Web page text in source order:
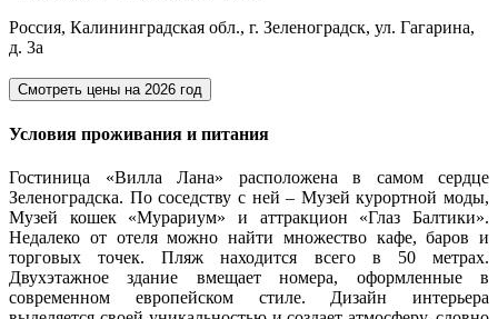
Россия, Калининградская обл., г. Зеленоградск, ул. Гагарина,
д. 3а
Смотреть цены на 2026 год
Условия проживания и питания
Гостиница «Вилла Лана» расположена в самом сердце
Зеленоградска. По соседству с ней – Музей курортной моды,
Музей кошек «Мурариум» и аттракцион «Глаз Балтики».
Недалеко от отеля можно найти множество кафе, баров и
торговых точек. Пляж находится всего в 50 метрах.
Двухэтажное здание вмещает номера, оформленные в
современном европейском стиле. Дизайн интерьера